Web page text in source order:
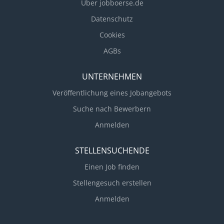
Weiterentwicklung der IT-Strategie durch Verfolgung
von Trends und innovativen Technologien
Über jobboerse.de
Datenschutz
Cookies
AGBs
UNTERNEHMEN
Veröffentlichung eines Jobangebots
Suche nach Bewerbern
Anmelden
STELLENSUCHENDE
Einen Job finden
Stellengesuch erstellen
Anmelden